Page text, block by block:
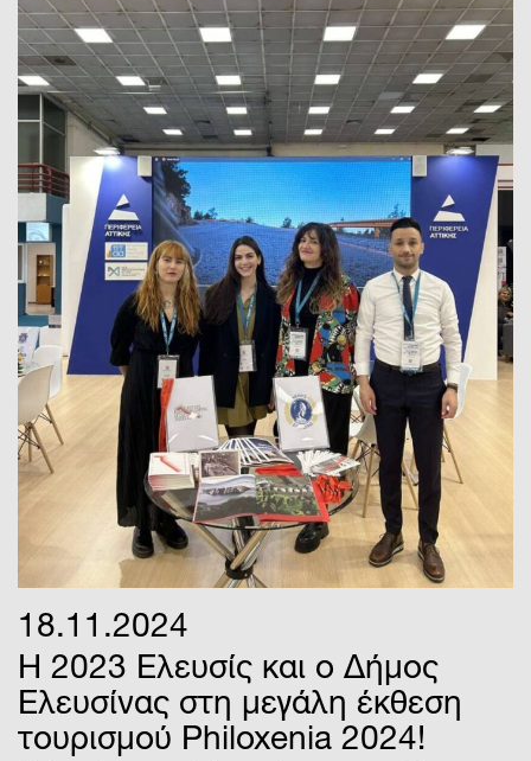
18.11.2024
Η 2023 Ελευσίς και ο Δήμος
Ελευσίνας στη μεγάλη έκθεση
τουρισμού Philoxenia 2024!